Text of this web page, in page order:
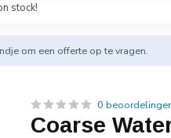
stock!
om een offerte op te vragen.
0
Coarse